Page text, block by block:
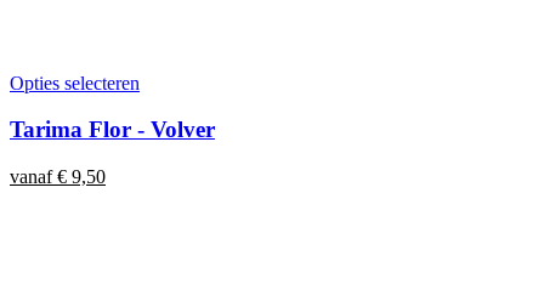
Opties selecteren
Tarima Flor - Volver
vanaf€ 9,50